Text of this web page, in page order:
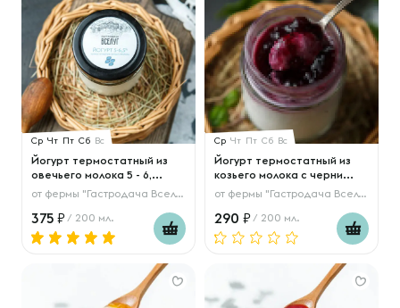
Ср Чт Пт Сб Вс
Йогурт термостатный из
овечьего молока 5 - 6,...
от фермы "Гастродача Вселуг"
375 / 200 мл.
Ср Чт Пт Сб Вс
Йогурт термостатный из
козьего молока с черни...
от фермы "Гастродача Вселуг"
290 / 200 мл.